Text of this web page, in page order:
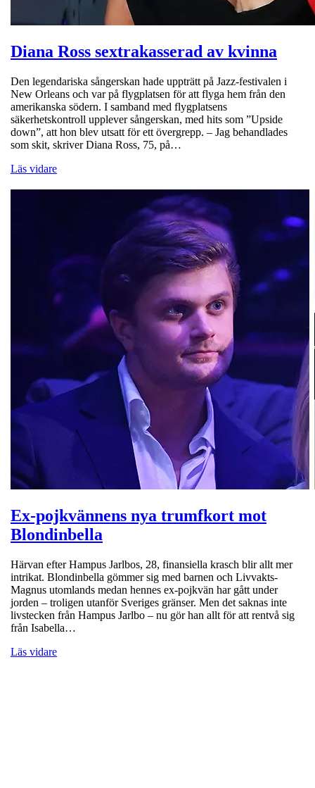
Diana Ross sextrakasserad av kvinna
Den legendariska sångerskan hade uppträtt på Jazz-festivalen i
New Orleans och var på flygplatsen för att flyga hem från den
amerikanska södern. I samband med flygplatsens
säkerhetskontroll upplever sångerskan, med hits som ”Upside
down”, att hon blev utsatt för ett övergrepp. – Jag behandlades
som skit, skriver Diana Ross, 75, på…
Läs vidare
Ex-pojkvännens nya trumfkort mot
Blondinbella
Härvan efter Hampus Jarlbos, 28, finansiella krasch blir allt mer
intrikat. Blondinbella gömmer sig med barnen och Livvakts-
Magnus utomlands medan hennes ex-pojkvän har gått under
jorden – troligen utanför Sveriges gränser. Men det saknas inte
livstecken från Hampus Jarlbo – nu gör han allt för att rentvå sig
från Isabella…
Läs vidare